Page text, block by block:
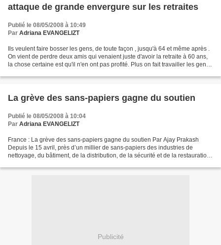
attaque de grande envergure sur les retraites
Publié le 08/05/2008 à 10:49
Par Adriana EVANGELIZT
Ils veulent faire bosser les gens, de toute façon , jusqu'à 64 et même après .
On vient de perdre deux amis qui venaient juste d'avoir la retraite à 60 ans,
la chose certaine est qu'il n'en ont pas profité. Plus on fait travailler les gens
La grève des sans-papiers gagne du soutien
Publié le 08/05/2008 à 10:04
Par Adriana EVANGELIZT
France : La grève des sans-papiers gagne du soutien Par Ajay Prakash
Depuis le 15 avril, près d’un millier de sans-papiers des industries de
nettoyage, du bâtiment, de la distribution, de la sécurité et de la restauration
Publicité